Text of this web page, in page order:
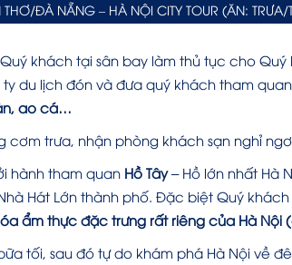
ĐÀ NẴNG – HÀ NỘI CITY TOUR (ĂN: TRƯA/
khách tại sân bay làm thủ tục cho
du lịch đón và đưa quý khách tham quan
ao cá…
cơm trưa, nhận phòng khách sạn nghỉ
hành tham quan Hồ Tây– Hồ lớn nhất Hà
Hát Lớn thành phố. Đặc biệt Quý
ẩm thực đặc trưng rất riêng của Hà Nội
tối, sau đó tự do khám phá Hà Nội về